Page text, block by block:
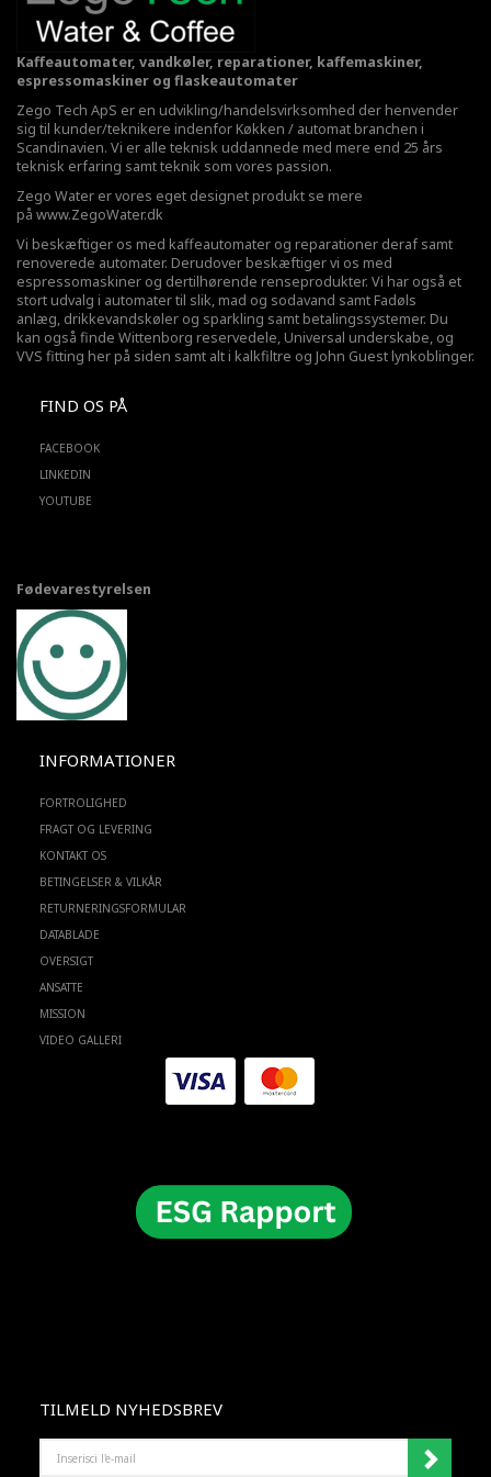
Kaffeautomater, vandkøler, reparationer, kaffemaskiner,
espressomaskiner og flaskeautomater
Zego Tech ApS er en udvikling/handelsvirksomhed der henvender
sig til kunder/teknikere indenfor Køkken / automat branchen i
Scandinavien. Vi er alle teknisk uddannede med mere end 25 års
teknisk erfaring samt teknik som vores passion.
Zego Water er vores eget designet produkt se mere
på www.ZegoWater.dk
Vi beskæftiger os med kaffeautomater og reparationer deraf samt
renoverede automater. Derudover beskæftiger vi os med
espressomaskiner og dertilhørende renseprodukter. Vi har også et
stort udvalg i automater til slik, mad og sodavand samt Fadøls
anlæg, drikkevandskøler og sparkling samt betalingssystemer. Du
kan også finde Wittenborg reservedele, Universal underskabe, og
VVS fitting her på siden samt alt i kalkfiltre og John Guest lynkoblinger.
FIND OS PÅ
FACEBOOK
LINKEDIN
YOUTUBE
Fødevarestyrelsen
INFORMATIONER
FORTROLIGHED
FRAGT OG LEVERING
KONTAKT OS
BETINGELSER & VILKÅR
RETURNERINGSFORMULAR
DATABLADE
OVERSIGT
ANSATTE
MISSION
VIDEO GALLERI
TILMELD NYHEDSBREV